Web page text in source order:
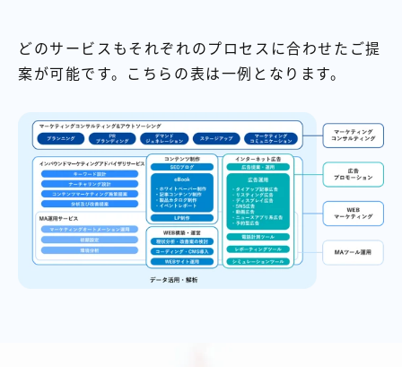
どのサービスもそれぞれのプロセスに合わせたご提
案が可能です。こちらの表は一例となります。